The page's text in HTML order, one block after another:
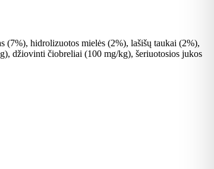
(7%), hidrolizuotos mielės (2%), lašišų taukai (2%),
džiovinti čiobreliai (100 mg/kg), šeriuotosios jukos